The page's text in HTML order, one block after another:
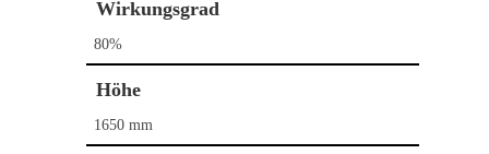
Wirkungsgrad
80%
Höhe
1650 mm